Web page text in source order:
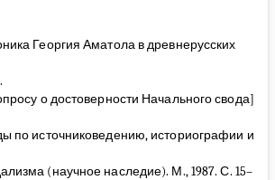
Георгия Аматола в древнерусских
о достоверности Начального свода]
по источниковедению, историографии и
(научное наследие). М., 1987. С. 15–